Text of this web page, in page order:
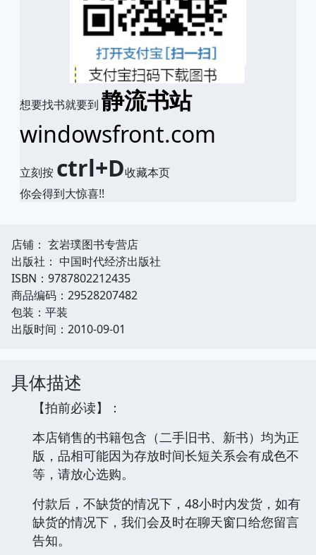
想要找书就要到 静流书站
windowsfront.com
立刻按 ctrl+D收藏本页
你会得到大惊喜!!
店铺： 玄岩璞图书专营店
出版社： 中国时代经济出版社
ISBN：9787802212435
商品编码：29528207482
包装：平装
出版时间：2010-09-01
具体描述
【拍前必读】：
本店销售的书籍包含（二手旧书、新书）均为正
版，品相可能因为存放时间长短关系会有成色不
等，请放心选购。
付款后，不缺货的情况下，48小时内发货，如有
缺货的情况下，我们会及时在聊天窗口给您留言
告知。